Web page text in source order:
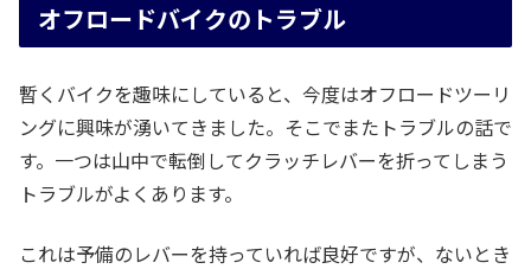
オフロードバイクのトラブル
暫くバイクを趣味にしていると、今度はオフロードツーリ
ングに興味が湧いてきました。そこでまたトラブルの話で
す。一つは山中で転倒してクラッチレバーを折ってしまう
トラブルがよくあります。
これは予備のレバーを持っていれば良好ですが、ないとき